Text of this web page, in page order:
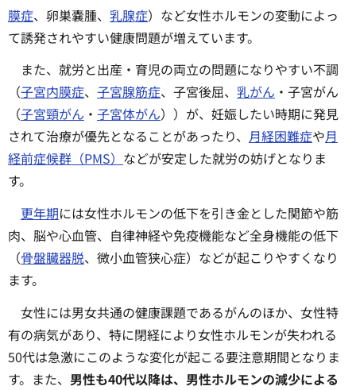
膜症、卵巣嚢腫、 乳腺症）など女性ホルモンの変動によっ
て誘発されやすい健康問題が増えています。
また、就労と出産・育児の両立の問題になりやすい不調
（子宮内膜症、 子宮腺筋症、子宮後屈、 乳がん ・子宮がん
（子宮頸がん ・ 子宮体がん））が、妊娠したい時期に発見
されて治療が優先となることがあったり、 月経困難症や月
経前症候群（PMS） などが安定した就労の妨げとなりま
す。
更年期には女性ホルモンの低下を引き金とした関節や筋
肉、脳や心血管、自律神経や免疫機能など全身機能の低下
（骨盤臓器脱、微小血管狭心症）などが起こりやすくなり
ます。
女性には男女共通の健康課題であるがんのほか、女性特
有の病気があり、特に閉経により女性ホルモンが失われる
50代は急激にこのような変化が起こる要注意期間となりま
す。また、 男性も40代以降は、男性ホルモンの減少による